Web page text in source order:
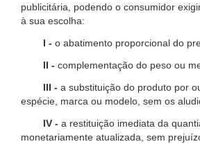
publicitária, podendo o consumidor
à sua escolha:
I - o abatimento proporcional do
II - complementação do peso ou
III - a substituição do produto por
espécie, marca ou modelo, sem os
IV - a restituição imediata da
monetariamente atualizada, sem